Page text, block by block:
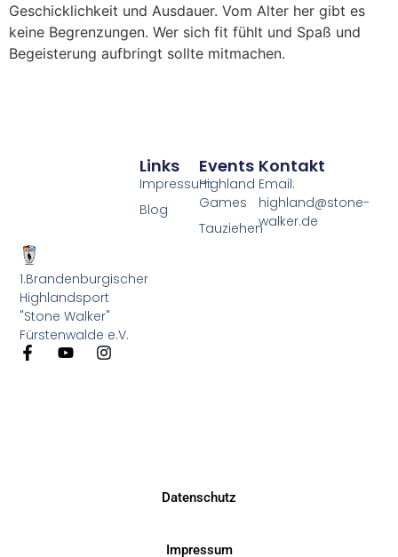
Geschicklichkeit und Ausdauer. Vom Alter her gibt es
keine Begrenzungen. Wer sich fit fühlt und Spaß und
Begeisterung aufbringt sollte mitmachen.
1.Brandenburgischer
Highlandsport
"Stone Walker"
Fürstenwalde e.V.
Events
Highland
Games
Tauziehen
Links
Impressum
Blog
Kontakt
Email:
highland@stone-
walker.de
Datenschutz
Impressum